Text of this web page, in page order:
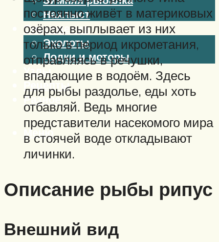
Нахлыст
Снаряжение
Эхолоты
Лодки и моторы
Узлы
Рецепты
Разное
Меню
постоянно живёт в материковых
озёрах, выплывает из них
только в период икрометания,
отправляясь в речушки,
впадающие в водоём. Здесь
для рыбы раздолье, еды хоть
отбавляй. Ведь многие
представители насекомого мира
в стоячей воде откладывают
личинки.
Описание рыбы рипус
Внешний вид